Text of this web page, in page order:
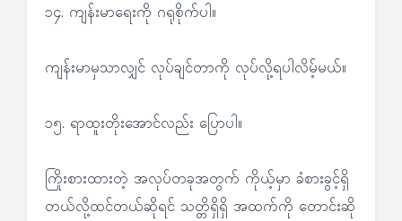
၁၄. ကျန်းမာရေးကို ဂရုစိုက်ပါ။
ကျန်းမာမှသာလျှင် လုပ်ချင်တာကို လုပ်လို့ရပါလိမ့်မယ်။
၁၅. ရာထူးတိုးအောင်လည်း ပြောပါ။
ကြိုးစားထားတဲ့ အလုပ်တခုအတွက် ကိုယ့်မှာ ခံစားခွင့်ရှိ
တယ်လို့ထင်တယ်ဆိုရင် သတ္တိရှိရှိ အထက်ကို တောင်းဆို